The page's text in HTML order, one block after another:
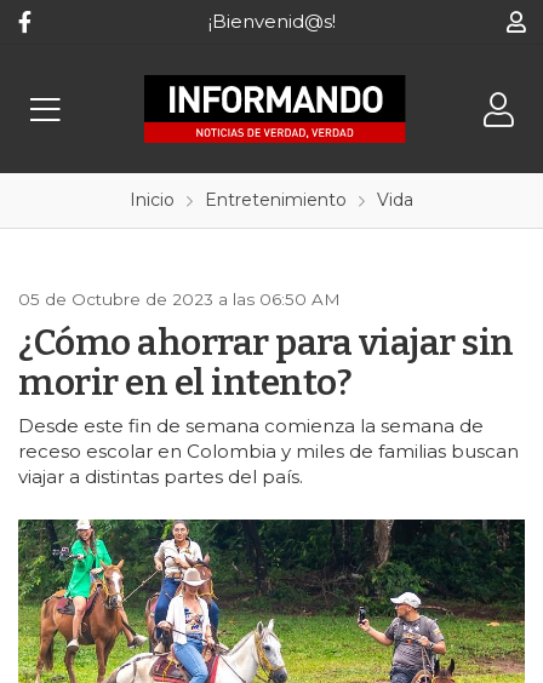
¡Bienvenid@s!
Inicio Entretenimiento Vida
05 de Octubre de 2023 a las 06:50 AM
¿Cómo ahorrar para viajar sin
morir en el intento?
Desde este fin de semana comienza la semana de
receso escolar en Colombia y miles de familias buscan
viajar a distintas partes del país.